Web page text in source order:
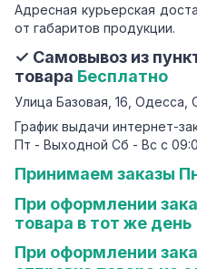
Адресная курьерская
от габаритов продукции.
✓ Самовывоз из
товара Бесплатно
Улица Базовая, 16, Одесса,
График выдачи интернет-
Пт - Выходной Сб - Вс с
Принимаем заказы
При оформлении
товара в тот же день
При оформлении